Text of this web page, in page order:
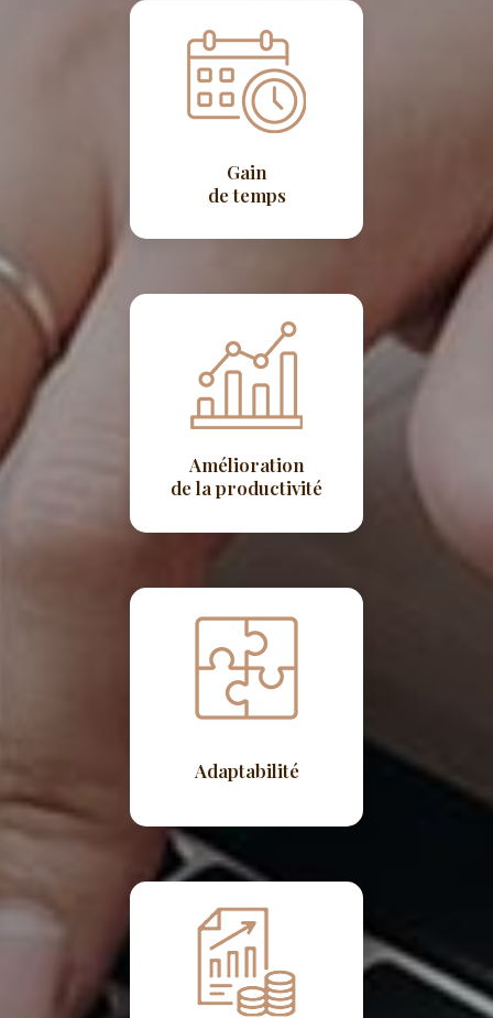
Gain
de temps
Amélioration
de la productivité
Adaptabilité